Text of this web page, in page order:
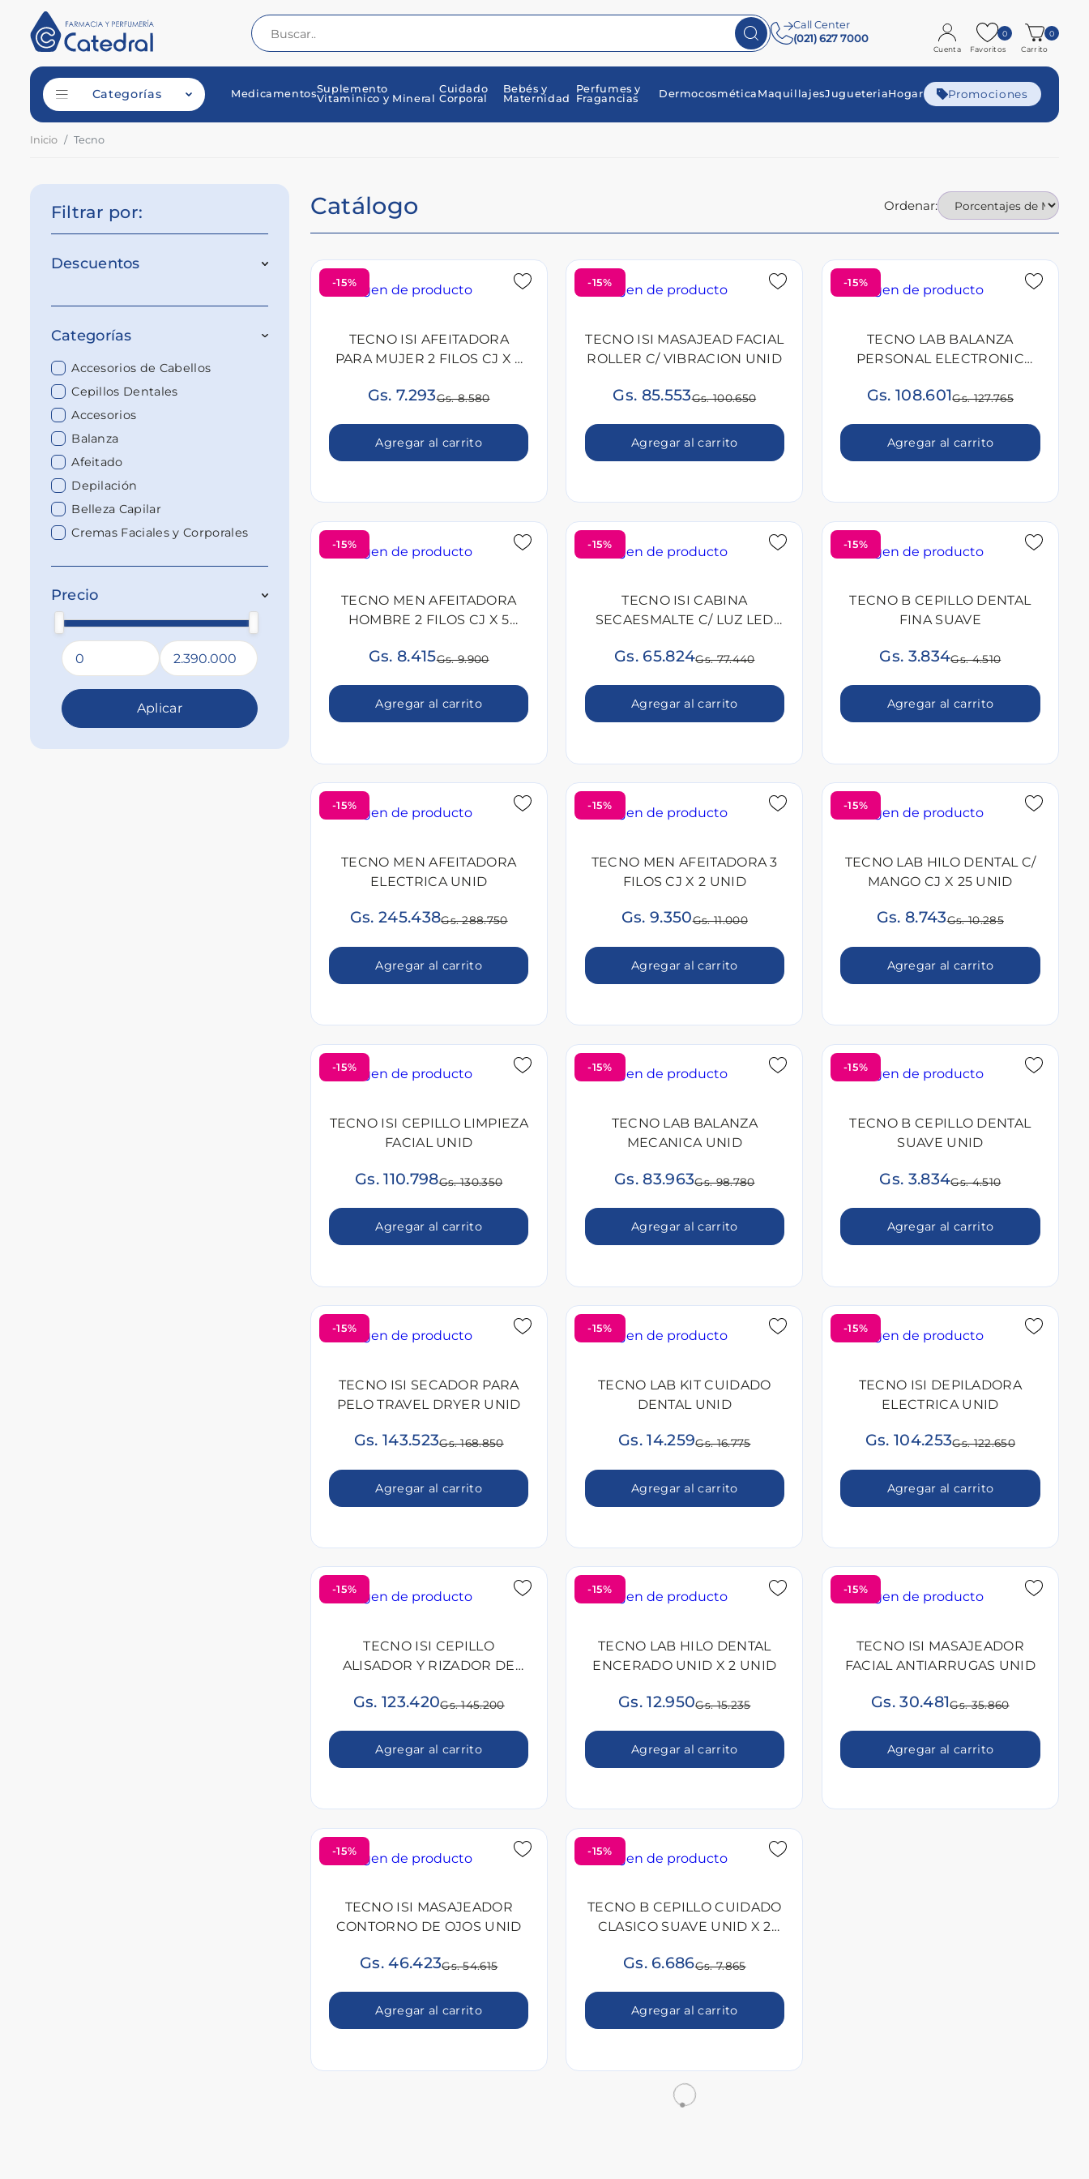
Call Center
(021) 627 7000
Cuenta Favoritos
0
Carrito
0
Categorías MedicamentosSuplemento
Vitaminico y Mineral
Cuidado
Corporal
Bebés y
Maternidad
Perfumes y
Fragancias
Dermocosmética MaquillajesJugueteriaHogar Promociones
Inicio Tecno
Filtrar por:
Descuentos
Categorías
Accesorios de Cabellos
Cepillos Dentales
Accesorios
Balanza
Afeitado
Depilación
Belleza Capilar
Cremas Faciales y Corporales
Precio
Aplicar
Catálogo Ordenar:
-15%
TECNO ISI AFEITADORA
PARA MUJER 2 FILOS CJ X 5
Gs. 7.293Gs. 8.580
Agregar al carrito
-15%
TECNO ISI MASAJEAD FACIAL
ROLLER C/ VIBRACION UNID
Gs. 85.553Gs. 100.650
Agregar al carrito
-15%
TECNO LAB BALANZA
PERSONAL ELECTRONIC
Gs. 108.601Gs. 127.765
Agregar al carrito
-15%
TECNO MEN AFEITADORA
HOMBRE 2 FILOS CJ X 5
Gs. 8.415Gs. 9.900
Agregar al carrito
-15%
TECNO ISI CABINA
SECAESMALTE C/ LUZ LED
Gs. 65.824Gs. 77.440
Agregar al carrito
-15%
TECNO B CEPILLO DENTAL
FINA SUAVE
Gs. 3.834Gs. 4.510
Agregar al carrito
-15%
TECNO MEN AFEITADORA
ELECTRICA UNID
Gs. 245.438Gs. 288.750
Agregar al carrito
-15%
TECNO MEN AFEITADORA 3
FILOS CJ X 2 UNID
Gs. 9.350Gs. 11.000
Agregar al carrito
-15%
TECNO LAB HILO DENTAL C/
MANGO CJ X 25 UNID
Gs. 8.743Gs. 10.285
Agregar al carrito
-15%
TECNO ISI CEPILLO LIMPIEZA
FACIAL UNID
Gs. 110.798Gs. 130.350
Agregar al carrito
-15%
TECNO LAB BALANZA
MECANICA UNID
Gs. 83.963Gs. 98.780
Agregar al carrito
-15%
TECNO B CEPILLO DENTAL
SUAVE UNID
Gs. 3.834Gs. 4.510
Agregar al carrito
-15%
TECNO ISI SECADOR PARA
PELO TRAVEL DRYER UNID
Gs. 143.523Gs. 168.850
Agregar al carrito
-15%
TECNO LAB KIT CUIDADO
DENTAL UNID
Gs. 14.259Gs. 16.775
Agregar al carrito
-15%
TECNO ISI DEPILADORA
ELECTRICA UNID
Gs. 104.253Gs. 122.650
Agregar al carrito
-15%
TECNO ISI CEPILLO
ALISADOR Y RIZADOR DE
Gs. 123.420Gs. 145.200
Agregar al carrito
-15%
TECNO LAB HILO DENTAL
ENCERADO UNID X 2 UNID
Gs. 12.950Gs. 15.235
Agregar al carrito
-15%
TECNO ISI MASAJEADOR
FACIAL ANTIARRUGAS UNID
Gs. 30.481Gs. 35.860
Agregar al carrito
-15%
TECNO ISI MASAJEADOR
CONTORNO DE OJOS UNID
Gs. 46.423Gs. 54.615
Agregar al carrito
-15%
TECNO B CEPILLO CUIDADO
CLASICO SUAVE UNID X 2
Gs. 6.686Gs. 7.865
Agregar al carrito